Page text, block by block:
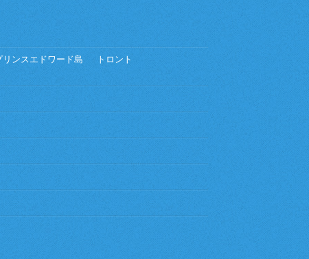
リンスエドワード島
トロント